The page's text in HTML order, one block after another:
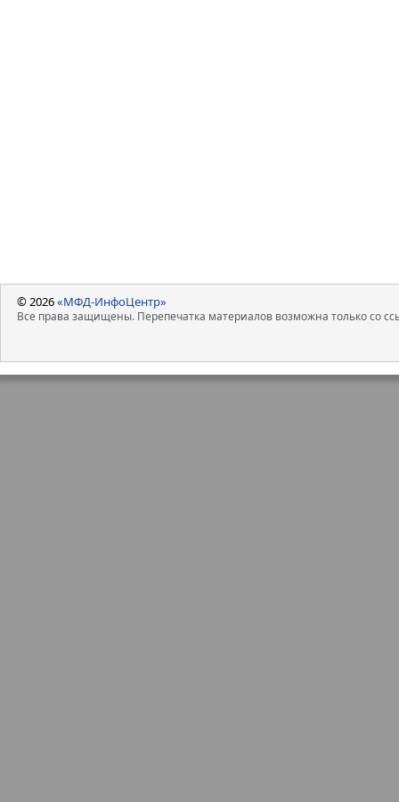
© 2026«МФД-ИнфоЦентр»
Все права защищены. Перепечатка материалов возможна только со